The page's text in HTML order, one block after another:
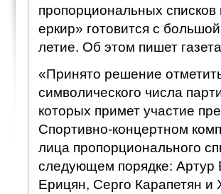
пропорциональных
еркир» готовится с
летие. Об этом пишет
«Принято решение
символического числа
которых примет участие
Спортивно-концертном
лица пропорционального
следующем порядке: Артур
Ерицян, Серго Карапетян